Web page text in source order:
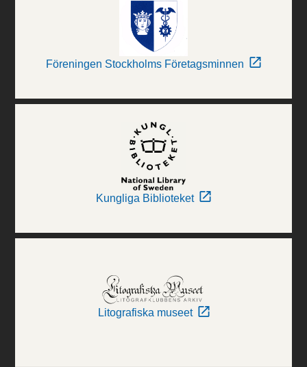
Föreningen Stockholms Företagsminnen
Kungliga Biblioteket
Litografiska museet